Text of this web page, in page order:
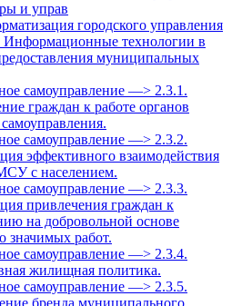
и управ
городского управления
технологии в
муниципальных
самоуправление —> 2.3.1.
граждан к работе органов
самоуправление —> 2.3.2.
эффективного взаимодействия
с населением.
самоуправление —> 2.3.3.
привлечения граждан к
на добровольной основе
значимых работ.
самоуправление —> 2.3.4.
жилищная политика.
самоуправление —> 2.3.5.